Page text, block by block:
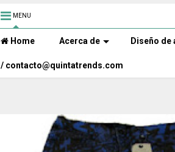
MENU
Home Acerca de Diseño de
/ contacto@quintatrends.com